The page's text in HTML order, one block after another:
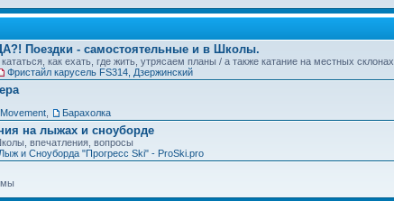
Поездки - самостоятельные и в Школы.
как ехать, где жить, утрясаем планы / а также катание на местных склонах
Фристайл карусель FS314, Дзержинский
Барахолка
на лыжах и сноуборде
впечатления, вопросы
и Сноуборда "Прогресс Ski" - ProSki.pro